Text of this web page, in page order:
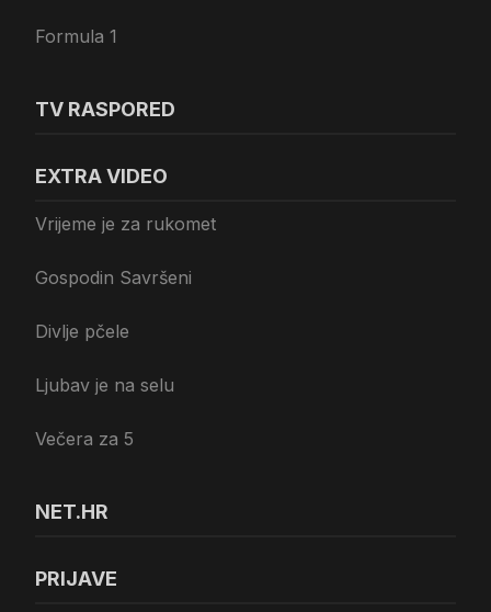
Formula 1
TV RASPORED
EXTRA VIDEO
Vrijeme je za rukomet
Gospodin Savršeni
Divlje pčele
Ljubav je na selu
Večera za 5
NET.HR
PRIJAVE